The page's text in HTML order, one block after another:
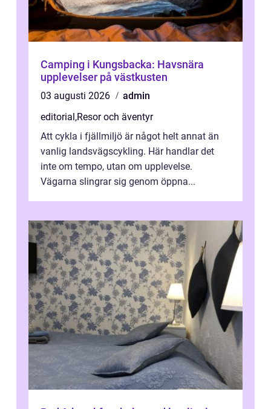
Camping i Kungsbacka: Havsnära
upplevelser på västkusten
03 augusti 2026
admin
editorial,Resor och äventyr
Att cykla i fjällmiljö är något helt annat än
vanlig landsvägscykling. Här handlar det
inte om tempo, utan om upplevelse.
Vägarna slingrar sig genom öppna...